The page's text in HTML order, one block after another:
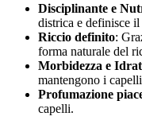
Disciplinante e
districa e definisce
Riccio definito:
forma naturale del
Morbidezza e
mantengono i
Profumazione
capelli.